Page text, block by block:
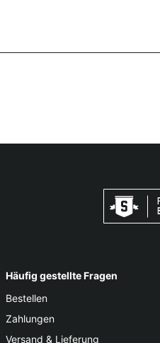
Häufig gestellte Fragen
Bestellen
Zahlungen
Versand & Lieferung